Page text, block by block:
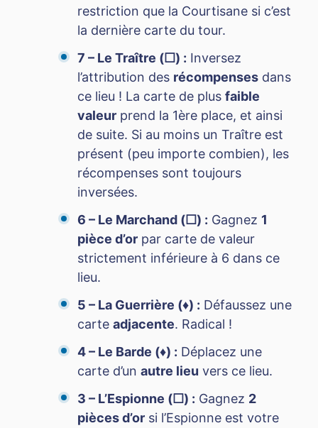
restriction que la Courtisane si c’est
la dernière carte du tour.
7 – Le Traître (☐) : Inversez
l’attribution des récompenses dans
ce lieu ! La carte de plus faible
valeur prend la 1ère place, et ainsi
de suite. Si au moins un Traître est
présent (peu importe combien), les
récompenses sont toujours
inversées.
6 – Le Marchand (☐) : Gagnez 1
pièce d’or par carte de valeur
strictement inférieure à 6 dans ce
lieu.
5 – La Guerrière (♦) : Défaussez une
carte adjacente. Radical !
4 – Le Barde (♦) : Déplacez une
carte d’un autre lieu vers ce lieu.
3 – L’Espionne (☐) : Gagnez 2
pièces d’or si l’Espionne est votre